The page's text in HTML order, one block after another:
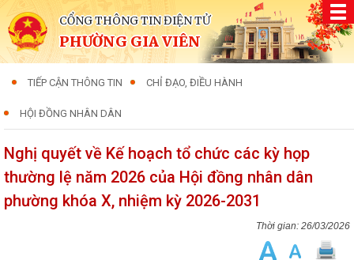
CỔNG THÔNG TIN ĐIỆN TỬ
PHƯỜNG GIA VIÊN
TIẾP CẬN THÔNG TIN CHỈ ĐẠO, ĐIỀU HÀNH
HỘI ĐỒNG NHÂN DÂN
Nghị quyết về Kế hoạch tổ chức các kỳ họp
thường lệ năm 2026 của Hội đồng nhân dân
phường khóa X, nhiệm kỳ 2026-2031
26/03/2026